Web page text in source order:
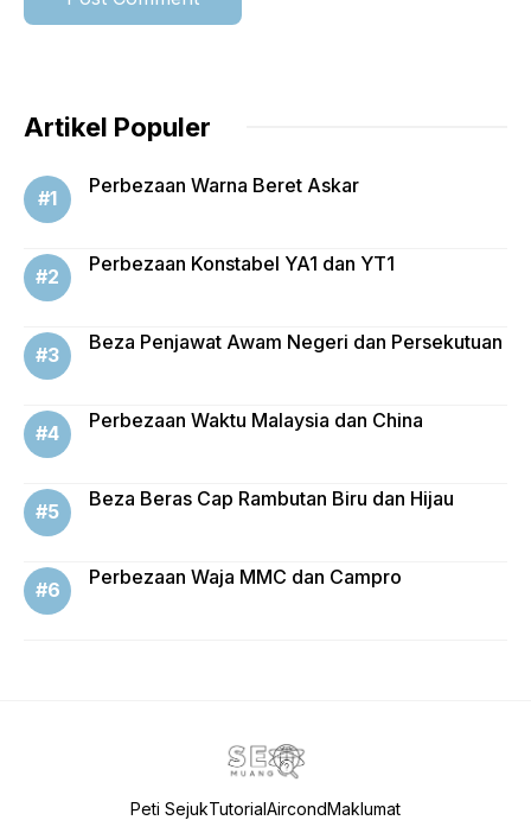
Artikel Populer
Perbezaan Warna Beret Askar
Perbezaan Konstabel YA1 dan YT1
Beza Penjawat Awam Negeri dan Persekutuan
Perbezaan Waktu Malaysia dan China
Beza Beras Cap Rambutan Biru dan Hijau
Perbezaan Waja MMC dan Campro
Peti SejukTutorialAircondMaklumat